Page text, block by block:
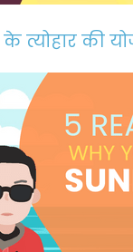
त्योहार की